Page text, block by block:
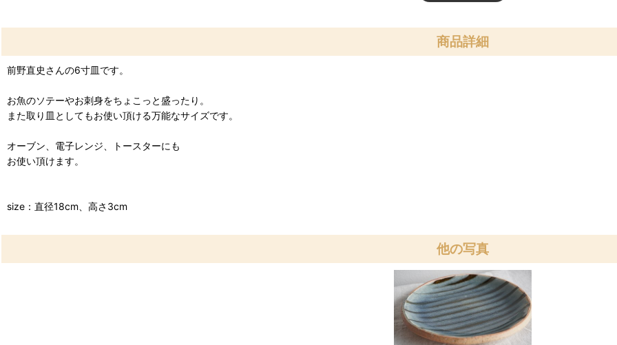
商品詳細
前野直史さんの6寸皿です。
お魚のソテーやお刺身をちょこっと盛ったり。
また取り皿としてもお使い頂ける万能なサイズです。
オーブン、電子レンジ、トースターにも
お使い頂けます。
size：直径18cm、高さ3cm
他の写真